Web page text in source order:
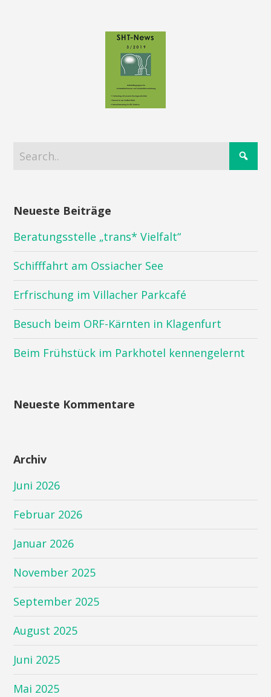
Neueste Beiträge
Beratungsstelle „trans* Vielfalt“
Schifffahrt am Ossiacher See
Erfrischung im Villacher Parkcafé
Besuch beim ORF-Kärnten in Klagenfurt
Beim Frühstück im Parkhotel kennengelernt
Neueste Kommentare
Archiv
Juni 2026
Februar 2026
Januar 2026
November 2025
September 2025
August 2025
Juni 2025
Mai 2025